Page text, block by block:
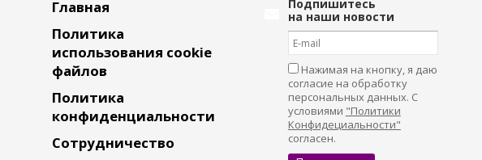
Главная
Политика
использования cookie
файлов
Политика
конфиденциальности
Сотрудничество
Подпишитесь
на наши новости
Нажимая на кнопку, я даю
согласие на обработку
персональных данных. С
условиями "Политики
Конфидециальности"
согласен.